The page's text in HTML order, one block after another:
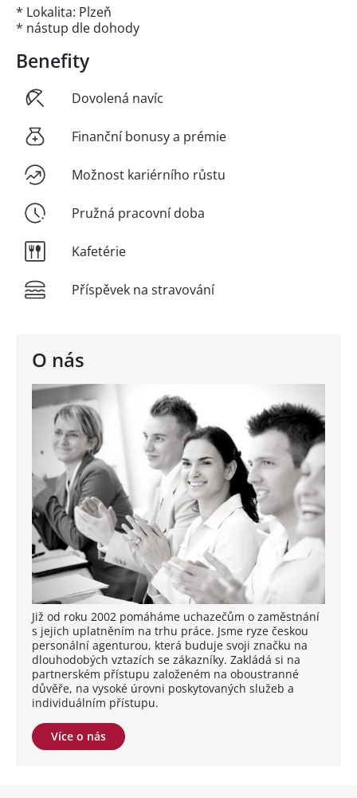
O nás
Již od roku 2002 pomáháme uchazečům o zaměstnání
s jejich uplatněním na trhu práce. Jsme ryze českou
personální agenturou, která buduje svoji značku na
dlouhodobých vztazích se zákazníky. Zakládá si na
partnerském přístupu založeném na oboustranné
důvěře, na vysoké úrovni poskytovaných služeb a
individuálním přístupu.
Více o nás
* Lokalita: Plzeň
* nástup dle dohody
Benefity
Dovolená navíc
Finanční bonusy a prémie
Možnost kariérního růstu
Pružná pracovní doba
Kafetérie
Příspěvek na stravování